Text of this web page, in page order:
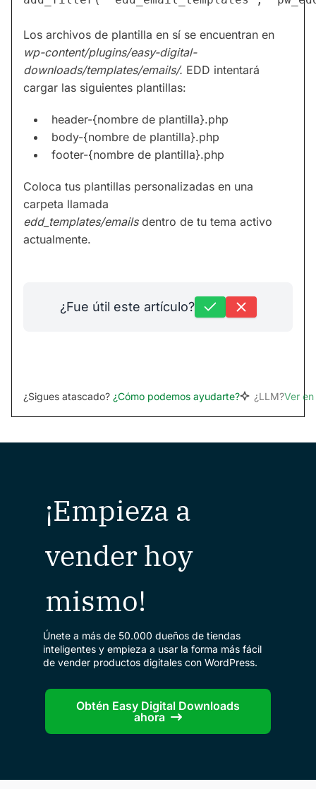
Los archivos de plantilla en sí se encuentran en
wp-content/plugins/easy-digital-
downloads/templates/emails/. EDD intentará
cargar las siguientes plantillas:
header-{nombre de plantilla}.php
body-{nombre de plantilla}.php
footer-{nombre de plantilla}.php
Coloca tus plantillas personalizadas en una
carpeta llamada
edd_templates/emails dentro de tu tema activo
actualmente.
¿Fue útil este artículo?
¿Sigues atascado? ¿Cómo podemos ayudarte? ¿LLM?Ver
¡Empieza a
vender hoy
mismo!
Únete a más de 50.000 dueños de tiendas
inteligentes y empieza a usar la forma más fácil
de vender productos digitales con WordPress.
Obtén Easy Digital Downloads
ahora